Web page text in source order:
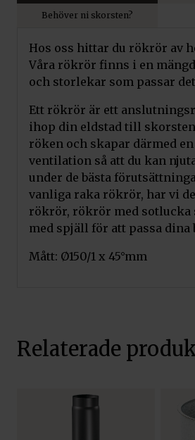
Behöver ni skorsten?
Hos oss hittar du rökrör av
Våra rökrör finns i en
och storlekar som passar
Ett rökrör är ett
ihop din eldstad till
röken och skapar därmed
ventilation så att du kan
under de bästa
vanliga raka rökrör, har vi
rökrör, rökrör med sotlucka
med spjäll för att passa dina
Mått: Ø150/1 x 45°mm
Relaterade